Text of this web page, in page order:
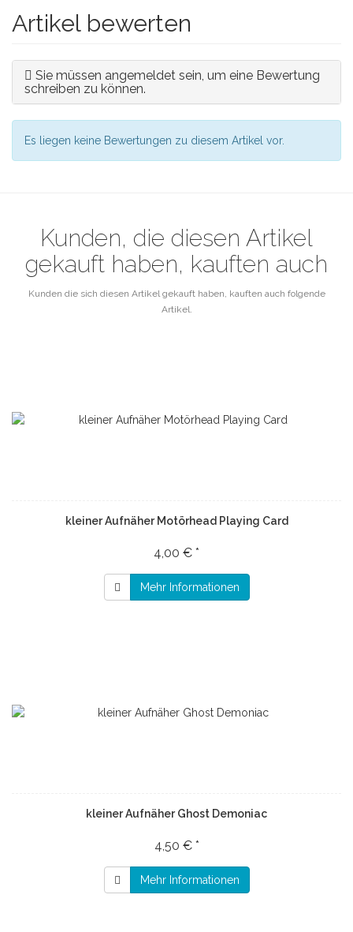
Artikel bewerten
Sie müssen angemeldet sein, um eine Bewertung
schreiben zu können.
Es liegen keine Bewertungen zu diesem Artikel vor.
Kunden, die diesen Artikel
gekauft haben, kauften auch
Kunden die sich diesen Artikel gekauft haben, kauften auch folgende
Artikel.
kleiner Aufnäher Motörhead Playing Card
4,00 € *
Mehr Informationen
kleiner Aufnäher Ghost Demoniac
4,50 € *
Mehr Informationen